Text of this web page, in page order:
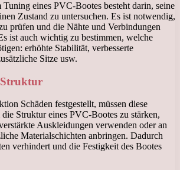
eines PVC-Bootes besteht darin, seine
Zustand zu untersuchen. Es ist notwendig,
prüfen und die Nähte und Verbindungen
ist auch wichtig zu bestimmen, welche
erhöhte Stabilität, verbesserte
Sitze usw.
Schäden festgestellt, müssen diese
Struktur eines PVC-Bootes zu stärken,
Auskleidungen verwenden oder an
Materialschichten anbringen. Dadurch
verhindert und die Festigkeit des Bootes